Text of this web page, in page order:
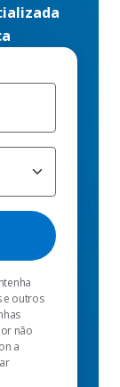
e outros
não
a